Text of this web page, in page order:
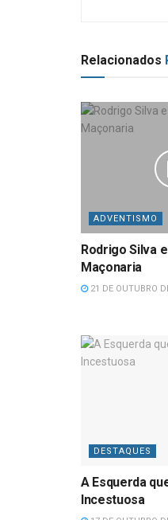
Relacionados
ADVENTISMO
Rodrigo Silva
Maçonaria
21 DE OUTUBRO
DESTAQUES
A Esquerda
Incestuosa